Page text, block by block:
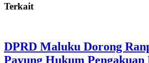
Terkait
DPRD Maluku Dorong
Payung Hukum